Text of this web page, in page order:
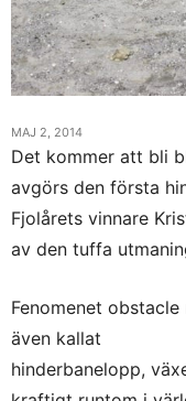
MAJ 2, 2014
Det kommer att bli
avgörs den första
Fjolårets vinnare
av den tuffa
Fenomenet obstacle
även kallat
hinderbanelopp,